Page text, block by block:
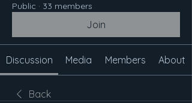
Public · 33 members
Join
Discussion Media Members About
Back